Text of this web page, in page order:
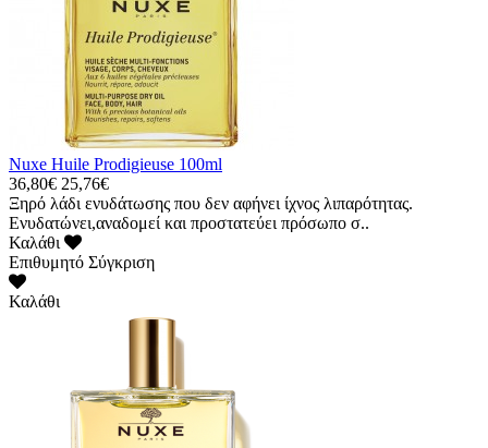
Nuxe Huile Prodigieuse 100ml
36,80€ 25,76€
Ξηρό λάδι ενυδάτωσης που δεν αφήνει ίχνος λιπαρότητας.
Ενυδατώνει,αναδομεί και προστατεύει πρόσωπο σ..
Καλάθι
Επιθυμητό Σύγκριση
Καλάθι